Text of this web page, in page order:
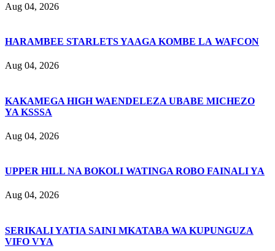
Aug 04, 2026
HARAMBEE STARLETS YAAGA KOMBE LA WAFCON
Aug 04, 2026
KAKAMEGA HIGH WAENDELEZA UBABE MICHEZO
YA KSSSA
Aug 04, 2026
UPPER HILL NA BOKOLI WATINGA ROBO FAINALI YA
Aug 04, 2026
SERIKALI YATIA SAINI MKATABA WA KUPUNGUZA
VIFO VYA